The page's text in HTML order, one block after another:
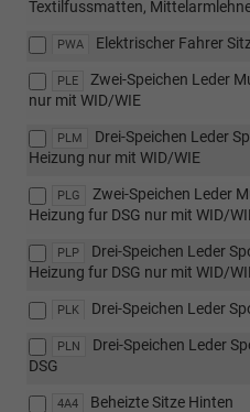
Textilfussmatten,
PWA Elektrischer Fahrer Sitz
PLE
Zwei-Speichen Leder
nur mit WID/WIE
PLM
Drei-Speichen Leder
Heizung nur mit WID/WIE
PLG
Zwei-Speichen Leder
Heizung fur DSG nur mit WID/
PLP
Drei-Speichen Leder
Heizung fur DSG nur mit WID/
PLK Drei-Speichen Leder
PLN
Drei-Speichen Leder
DSG
4A4 Beheizte Sitze Hinten